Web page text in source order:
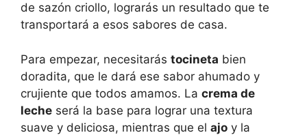
de sazón criollo, lograrás un resultado que te
transportará a esos sabores de casa.
Para empezar, necesitarás tocineta bien
doradita, que le dará ese sabor ahumado y
crujiente que todos amamos. La crema de
leche será la base para lograr una textura
suave y deliciosa, mientras que el ajo y la